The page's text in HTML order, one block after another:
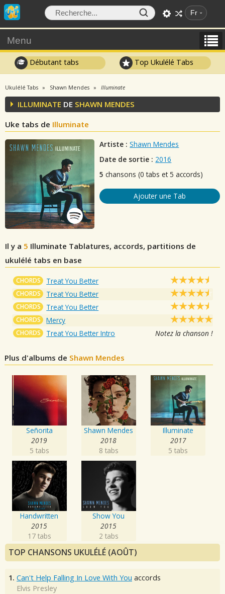
Fr
Menu
Débutant tabs Top Ukulélé Tabs
Ukulélé Tabs Shawn Mendes Illuminate
ILLUMINATE DE SHAWN MENDES
Uke tabs de Illuminate
Artiste : Shawn Mendes
Date de sortie : 2016
5 chansons (0 tabs et 5 accords)
Ajouter une Tab
Il y a 5 Illuminate Tablatures, accords, partitions de
ukulélé tabs en base
CHORDS Treat You Better
CHORDS Treat You Better
CHORDS Treat You Better
CHORDS Mercy
CHORDS Treat You Better Intro Notez la chanson !
Plus d'albums de Shawn Mendes
Señorita
2019
5 tabs
Shawn Mendes
2018
8 tabs
Illuminate
2017
5 tabs
Handwritten
2015
17 tabs
Show You
2015
2 tabs
TOP CHANSONS UKULÉLÉ (AOÛT)
1. Can't Help Falling In Love With You accords
Elvis Presley